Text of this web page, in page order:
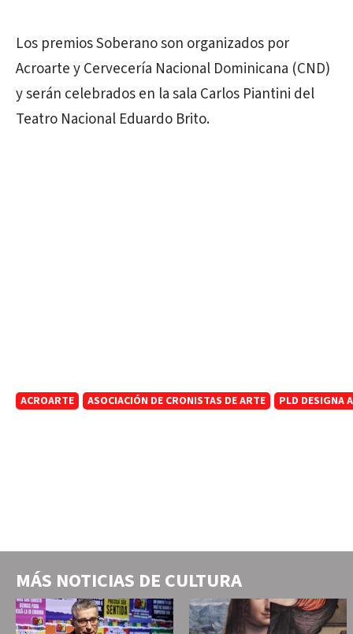
Los premios Soberano son organizados por
Acroarte y Cervecería Nacional Dominicana (CND)
y serán celebrados en la sala Carlos Piantini del
Teatro Nacional Eduardo Brito.
ACROARTE ASOCIACIÓN DE CRONISTAS DE ARTE PLD DESIGNA
MÁS NOTICIAS DE CULTURA